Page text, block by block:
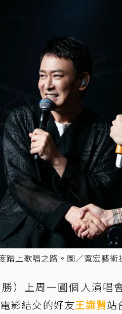
踏上歌唱之路。圖／寬宏藝術
勝）上周一圓個人演
影結交的好友王識賢站